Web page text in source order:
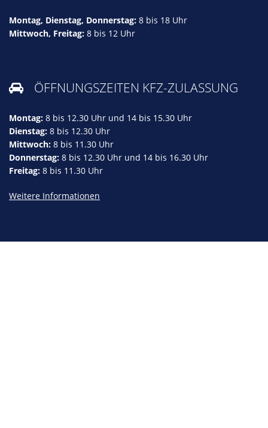
Montag, Dienstag, Donnerstag: 8 bis 18 Uhr
Mittwoch, Freitag: 8 bis 12 Uhr
 ÖFFNUNGSZEITEN KFZ-ZULASSUNG
Montag: 8 bis 12.30 Uhr und 14 bis 15.30 Uhr
Dienstag: 8 bis 12.30 Uhr
Mittwoch: 8 bis 11.30 Uhr
Donnerstag: 8 bis 12.30 Uhr und 14 bis 16.30 Uhr
Freitag: 8 bis 11.30 Uhr
Weitere Informationen